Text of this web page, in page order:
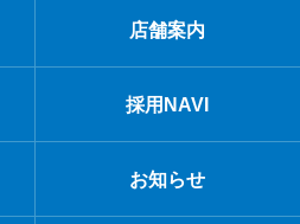
店舗案内
採用NAVI
お知らせ